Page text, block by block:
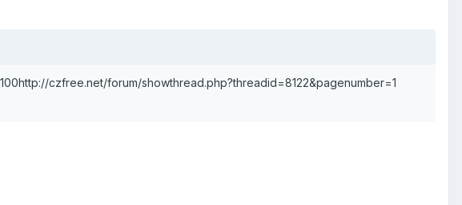
czfree.net/forum/showthread.php?threadid=8122&pagenumber=1